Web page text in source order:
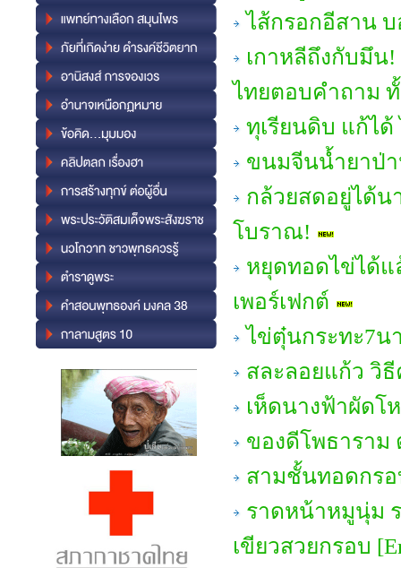
ไส้กรอกอีสาน
เกาหลีถึงกับมึน!
ไทยตอบคำถาม ทั้
ทุเรียนดิบ แก้ได้
ขนมจีนน้ำยาป่า
กล้วยสดอยู่ได้น
โบราณ!
หยุดทอดไข่ได้แ
เพอร์เฟกต์
ไข่ตุ๋นกระทะ7น
สละลอยแก้ว วิ
เห็ดนางฟ้าผัดโ
ของดีโพธาราม
สามชั้นทอดกร
ราดหน้าหมูนุ่ม
เขียวสวยกรอบ